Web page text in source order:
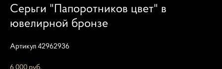
Серьги "Папоротников цвет" в
ювелирной бронзе
Артикул 42962936
6 000 pуб.